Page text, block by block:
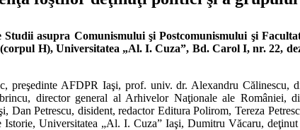
asupra Comunismului şi Postcomunismului şi
H), Universitatea „Al. I. Cuza”, Bd. Carol I, nr. 22,
AFDPR Iaşi, prof. univ. dr. Alexandru Călinescu,
director general al Arhivelor Naţionale ale României,
Petrescu, disident, redactor Editura Polirom, Tereza
Universitatea „Al. I. Cuza” Iaşi, Dumitru Văcaru,